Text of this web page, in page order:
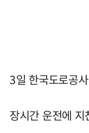
3일 한국도로공
장시간 운전에